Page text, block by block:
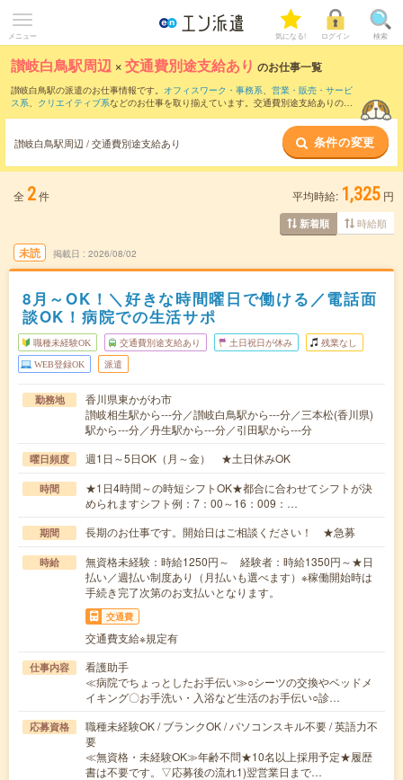
メニュー 気になる! ログイン 検索
讃岐白鳥駅周辺 ×交通費別途支給あり のお仕事一覧
讃岐白鳥駅の派遣のお仕事情報です。 オフィスワーク・事務系、 営業・販売・サービ
ス系、 クリエイティブ系などのお仕事を取り揃えています。交通費別途支給ありの条
讃岐白鳥駅周辺 / 交通費別途支給あり 条件の変更
全 2件 平均時給: 1,325 円
新着順 時給順
未読 掲載日 2026/08/02
8月～OK！＼好きな時間曜日で働ける／電話面
談OK！病院での生活サポ
職種未経験OK 交通費別途支給あり 土日祝日が休み 残業なし
WEB登録OK 派遣
勤務地
香川県東かがわ市
讃岐相生駅から---分／讃岐白鳥駅から---分／三本松(香川県)
駅から---分／丹生駅から---分／引田駅から---分
曜日頻度 週1日～5日OK（月～金） ★土日休みOK
時間
★1日4時間～の時短シフトOK★都合に合わせてシフトが決
められますシフト例：7：00～16：009：…
期間 長期のお仕事です。開始日はご相談ください！ ★急募
時給
無資格未経験：時給1250円～ 経験者：時給1350円～★日
払い／週払い制度あり（月払いも選べます）※稼働開始時は
手続き完了次第のお支払いとなります。
交通費
交通費支給※規定有
仕事内容
看護助手
≪病院でちょっとしたお手伝い≫○シーツの交換やベッドメ
イキング〇お手洗い・入浴など生活のお手伝い○診…
応募資格
職種未経験OK / ブランクOK / パソコンスキル不要 / 英語力不
要
≪無資格・未経験OK≫年齢不問★10名以上採用予定★履歴
書は不要です。▽応募後の流れ1)翌営業日まで…